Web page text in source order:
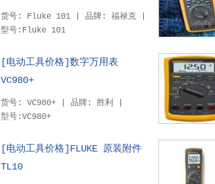
货号: Fluke 101 | 品牌: 福禄克 |
型号:Fluke 101
[电动工具价格]数字万用表
VC980+
货号: VC980+ | 品牌: 胜利 |
型号:VC980+
[电动工具价格]FLUKE 原装附件
TL10